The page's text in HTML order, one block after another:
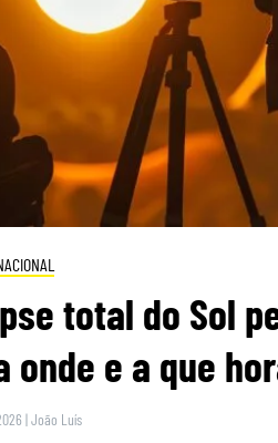
total do Sol
onde e a que
|João Luís